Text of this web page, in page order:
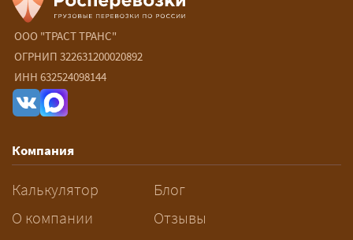
Сколько стоит перевозка
негабарита?
— От 60 ₽/км. Точная стоимость
рассчитывается индивидуально:
влияют габариты и вес груза,
разрешений и машин
сопровождения.
За сколько дней заказывать
ООО "ТРАСТ ТРАНС"
ОГРНИП 322631200020892
ИНН 632524098144
Компания
Калькулятор
О компании
Блог
Отзывы